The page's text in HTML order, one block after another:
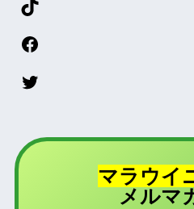
マラウイ
メルマ